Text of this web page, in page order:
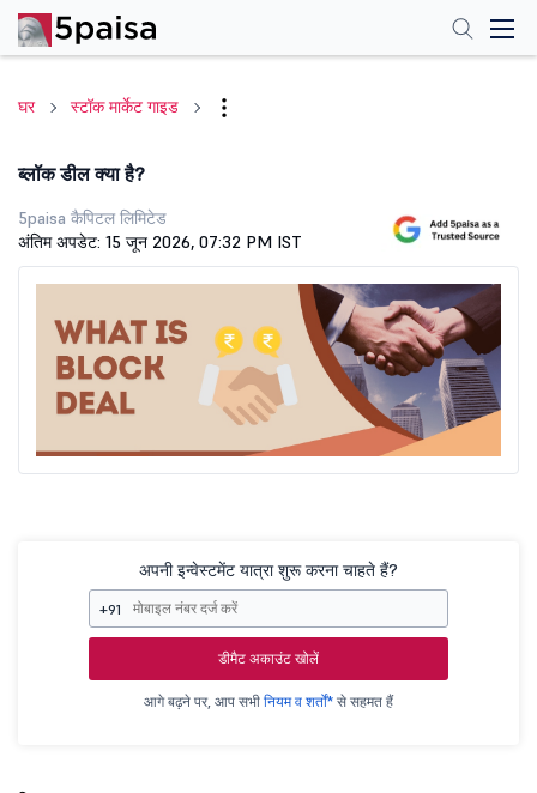
घर स्टॉक मार्केट गाइड
ब्लॉक डील क्या है?
5paisa कैपिटल लिमिटेड
अंतिम अपडेट: 15 जून 2026, 07:32 PM IST
अपनी इन्वेस्टमेंट यात्रा शुरू करना चाहते हैं?
+91
डीमैट अकाउंट खोलें
आगे बढ़ने पर, आप सभी नियम व शर्तों* से सहमत हैं